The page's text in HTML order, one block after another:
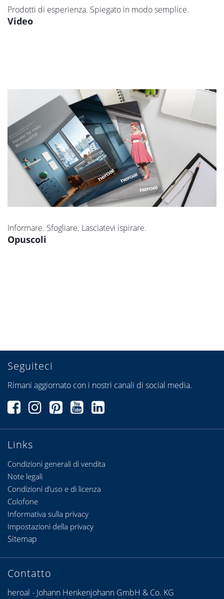
Prodotti di esperienza. Spiegato in modo semplice.
Video
Informare. Sfogliare. Lasciatevi ispirare.
Opuscoli
Links
Condizioni generali di vendita
Note legali
Condizioni d’uso e di licenza
Seguiteci
Rimani aggiornato con i nostri canali di social media.
Contatto
heroal - Johann Henkenjohann GmbH & Co. KG
Colofone
Informativa sulla privacy
Impostazioni della privacy
Sitemap